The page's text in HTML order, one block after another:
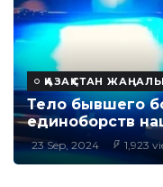
ҚАЗАҚСТАН
Тело бывшего
единоборств
23 Sep, 2024 1,923